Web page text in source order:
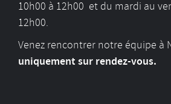
10h00 à 12h00 et du mardi au
12h00.
Venez rencontrer notre équipe à
uniquement sur rendez-vous.